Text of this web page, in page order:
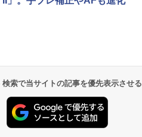
索で当サイトの記事を優先表示させる